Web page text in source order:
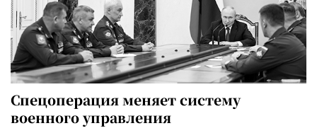
Спецоперация меняет систему
военного управления